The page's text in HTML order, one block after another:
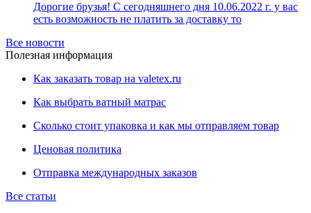
Дорогие брузья! С сегодняшнего дня 10.06.2022 г. у вас
есть возможность не платить за доставку то
Все новости
Полезная информация
Как заказать товар на valetex.ru
Как выбрать ватный матрас
Сколько стоит упаковка и как мы отправляем товар
Ценовая политика
Отправка международных заказов
Все статьи